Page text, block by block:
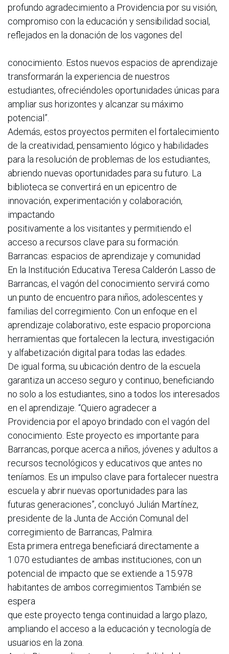
profundo agradecimiento a Providencia por su visión,
compromiso con la educación y sensibilidad social,
reflejados en la donación de los vagones del
conocimiento. Estos nuevos espacios de aprendizaje
transformarán la experiencia de nuestros
estudiantes, ofreciéndoles oportunidades únicas para
ampliar sus horizontes y alcanzar su máximo
potencial”.
Además, estos proyectos permiten el fortalecimiento
de la creatividad, pensamiento lógico y habilidades
para la resolución de problemas de los estudiantes,
abriendo nuevas oportunidades para su futuro. La
biblioteca se convertirá en un epicentro de
innovación, experimentación y colaboración,
impactando
positivamente a los visitantes y permitiendo el
acceso a recursos clave para su formación.
Barrancas: espacios de aprendizaje y comunidad
En la Institución Educativa Teresa Calderón Lasso de
Barrancas, el vagón del conocimiento servirá como
un punto de encuentro para niños, adolescentes y
familias del corregimiento. Con un enfoque en el
aprendizaje colaborativo, este espacio proporciona
herramientas que fortalecen la lectura, investigación
y alfabetización digital para todas las edades.
De igual forma, su ubicación dentro de la escuela
garantiza un acceso seguro y continuo, beneficiando
no solo a los estudiantes, sino a todos los interesados
en el aprendizaje. “Quiero agradecer a
Providencia por el apoyo brindado con el vagón del
conocimiento. Este proyecto es importante para
Barrancas, porque acerca a niños, jóvenes y adultos a
recursos tecnológicos y educativos que antes no
teníamos. Es un impulso clave para fortalecer nuestra
escuela y abrir nuevas oportunidades para las
futuras generaciones”, concluyó Julián Martínez,
presidente de la Junta de Acción Comunal del
corregimiento de Barrancas, Palmira.
Esta primera entrega beneficiará directamente a
1.070 estudiantes de ambas instituciones, con un
potencial de impacto que se extiende a 15.978
habitantes de ambos corregimientos También se
espera
que este proyecto tenga continuidad a largo plazo,
ampliando el acceso a la educación y tecnología de
usuarios en la zona.